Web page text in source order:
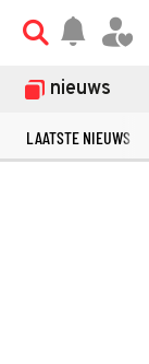
nieuws
LAATSTE NIEUWS